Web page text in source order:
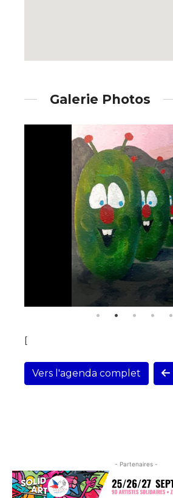
Galerie Photos
[
Vers l'agenda complet
- Partenaires -